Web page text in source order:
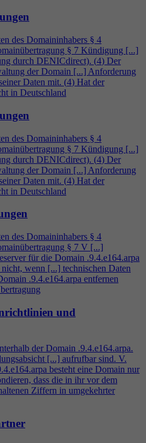
des Domaininhabers § 4
§ 7 Kündigung [...]
durch DENICdirect). (4) Der
der Domain [...] Anforderung
Daten mit. (4) Hat der
in Deutschland
des Domaininhabers § 4
§ 7 Kündigung [...]
durch DENICdirect). (4) Der
der Domain [...] Anforderung
Daten mit. (4) Hat der
in Deutschland
des Domaininhabers § 4
§ 7 V [...]
für die Domain .9.4.e164.arpa
wenn [...] technischen Daten
.9.4.e164.arpa entfernen
und
der Domain .9.4.e164.arpa.
[...] aufrufbar sind. V.
4.e164.arpa besteht eine Domain nur
dass die in ihr vor dem
Ziffern in umgekehrter